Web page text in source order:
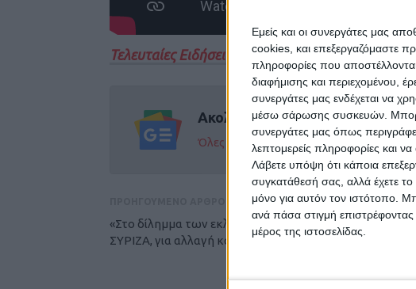
Εμείς και οι συνεργάτες μας
cookies, και επεξεργαζόμαστε
πληροφορίες που
διαφήμισης και περιεχομένου,
συνεργάτες μας ενδέχεται να
μέσω σάρωσης συσκευών.
συνεργάτες μας όπως
λεπτομερείς πληροφορίες και να
Λάβετε υπόψη ότι κάποια
συγκατάθεσή σας, αλλά έχετε το
μόνο για αυτόν τον ιστότοπο.
ανά πάσα στιγμή
μέρος της ιστοσελίδας.
Τελευταίες Ειδήσεις Σήμερα
Ακολούθησε την εφημερίδα
Όλες οι εξελίξεις στην περιοχή της
«Στο δίλημμα των εκλογών επιλέγουμε
ΣΥΡΙΖΑ, για αλλαγή και δικαιοσύνη»